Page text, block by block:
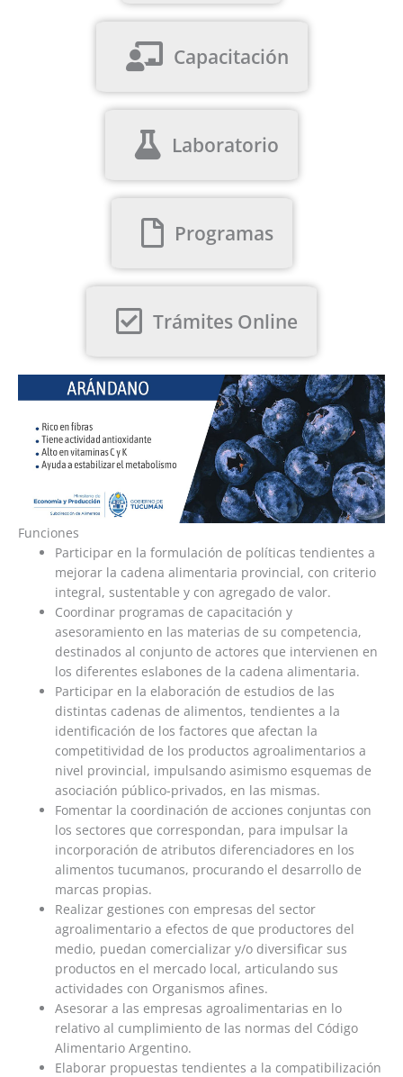
Capacitación
Laboratorio
Programas
Trámites Online
Funciones
Participar en la formulación de políticas tendientes a
mejorar la cadena alimentaria provincial, con criterio
integral, sustentable y con agregado de valor.
Coordinar programas de capacitación y
asesoramiento en las materias de su competencia,
destinados al conjunto de actores que intervienen en
los diferentes eslabones de la cadena alimentaria.
Participar en la elaboración de estudios de las
distintas cadenas de alimentos, tendientes a la
identificación de los factores que afectan la
competitividad de los productos agroalimentarios a
nivel provincial, impulsando asimismo esquemas de
asociación público-privados, en las mismas.
Fomentar la coordinación de acciones conjuntas con
los sectores que correspondan, para impulsar la
incorporación de atributos diferenciadores en los
alimentos tucumanos, procurando el desarrollo de
marcas propias.
Realizar gestiones con empresas del sector
agroalimentario a efectos de que productores del
medio, puedan comercializar y/o diversificar sus
productos en el mercado local, articulando sus
actividades con Organismos afines.
Asesorar a las empresas agroalimentarias en lo
relativo al cumplimiento de las normas del Código
Alimentario Argentino.
Elaborar propuestas tendientes a la compatibilización